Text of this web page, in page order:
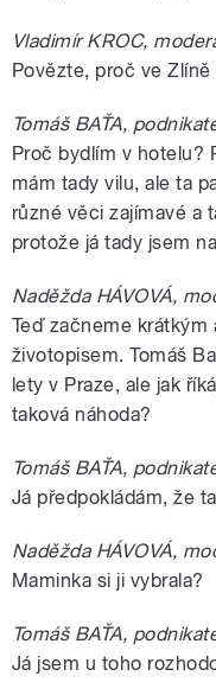
Vladimír KROC,
Povězte, proč ve
Tomáš BAŤA,
Proč bydlím v hotelu?
mám tady vilu, ale ta
různé věci zajímavé a
protože já tady jsem
Naděžda HÁVOVÁ,
Teď začneme
životopisem. Tomáš
lety v Praze, ale jak
taková náhoda?
Tomáš BAŤA,
Já předpokládám, že
Naděžda HÁVOVÁ,
Maminka si ji vybrala?
Tomáš BAŤA,
Já jsem u toho